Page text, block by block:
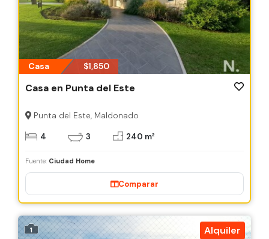
Casa $1,850
Casa en Punta del Este
Punta del Este, Maldonado
4 3 240 m²
Fuente: Ciudad Home
Comparar
1 Alquiler